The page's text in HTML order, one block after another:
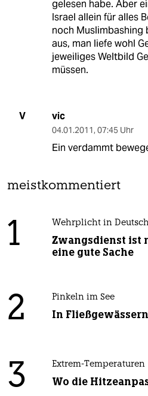
gelesen habe. Aber
Israel allein für alles
noch
aus, man liefe wohl
jeweiliges Weltbild
müssen.
V vic
04.01.2011, 07:45 Uhr
Ein verdammt
meistkommentiert
1 Wehrplicht in
Zwangsdienst ist
eine gute Sache
2 Pinkeln im See
In Fließgewässern
3 Extrem-Temperaturen
Wo die